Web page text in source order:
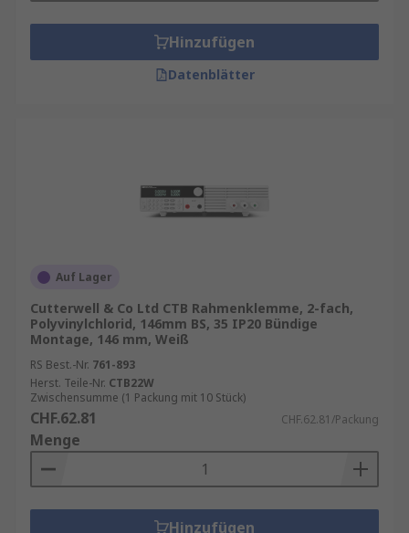
Hinzufügen
Datenblätter
Auf Lager
Cutterwell & Co Ltd CTB Rahmenklemme, 2-fach,
Polyvinylchlorid, 146mm BS, 35 IP20 Bündige
Montage, 146 mm, Weiß
RS Best.-Nr. 761-893
Herst. Teile-Nr. CTB22W
Zwischensumme (1 Packung mit 10 Stück)
CHF.62.81 CHF.62.81/Packung
Menge
Hinzufügen